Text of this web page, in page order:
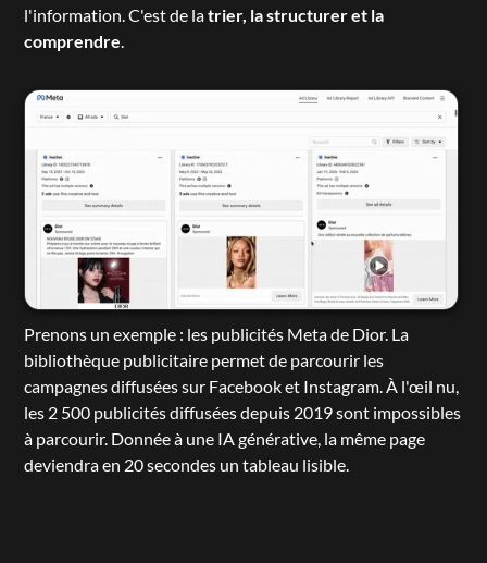
l'information. C'est de la trier, la structurer et la
comprendre.
Prenons un exemple : les publicités Meta de Dior. La
bibliothèque publicitaire permet de parcourir les
campagnes diffusées sur Facebook et Instagram. À l'œil nu,
les 2 500 publicités diffusées depuis 2019 sont impossibles
à parcourir. Donnée à une IA générative, la même page
deviendra en 20 secondes un tableau lisible.